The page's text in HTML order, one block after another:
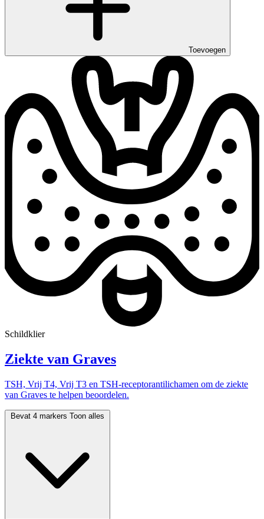
Toevoegen
Schildklier
Ziekte van Graves
TSH, Vrij T4, Vrij T3 en TSH-receptorantilichamen om de ziekte
van Graves te helpen beoordelen.
Bevat 4 markers Toon alles